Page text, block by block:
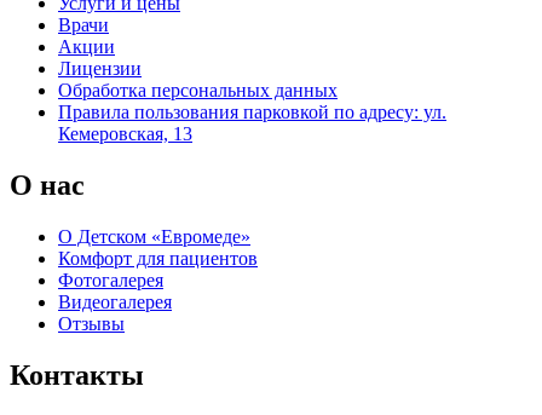
Врачи
Акции
Лицензии
Обработка персональных данных
Правила пользования парковкой по адресу: ул.
Кемеровская, 13
О нас
О Детском «Евромеде»
Комфорт для пациентов
Фотогалерея
Видеогалерея
Отзывы
Контакты